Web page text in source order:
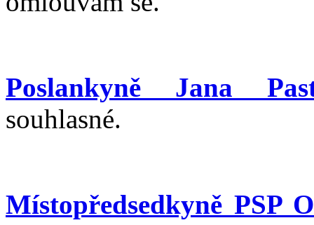
Poslankyně Jana
souhlasné.
Místopředsedkyně PSP